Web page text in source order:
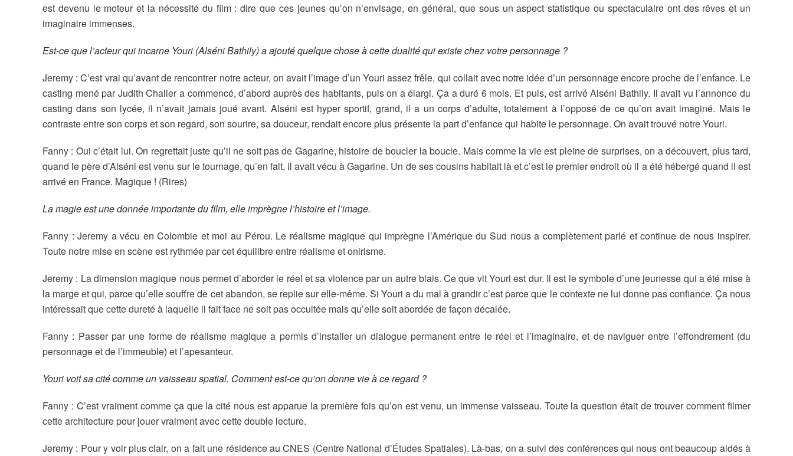
est devenu le moteur et la nécessité du film : dire que ces jeunes qu’on n’envisage, en général, que sous un aspect statistique ou spectaculaire ont des rêves et un
imaginaire immenses.
Est-ce que l’acteur qui incarne Youri (Alséni Bathily) a ajouté quelque chose à cette dualité qui existe chez votre personnage ?
Jeremy : C’est vrai qu’avant de rencontrer notre acteur, on avait l’image d’un Youri assez frêle, qui collait avec notre idée d’un personnage encore proche de l’enfance. Le
casting mené par Judith Chalier a commencé, d’abord auprès des habitants, puis on a élargi. Ça a duré 6 mois. Et puis, est arrivé Alséni Bathily. Il avait vu l’annonce du
casting dans son lycée, il n’avait jamais joué avant. Alséni est hyper sportif, grand, il a un corps d’adulte, totalement à l’opposé de ce qu’on avait imaginé. Mais le
contraste entre son corps et son regard, son sourire, sa douceur, rendait encore plus présente la part d’enfance qui habite le personnage. On avait trouvé notre Youri.
Fanny : Oui c’était lui. On regrettait juste qu’il ne soit pas de Gagarine, histoire de boucler la boucle. Mais comme la vie est pleine de surprises, on a découvert, plus tard,
quand le père d’Alséni est venu sur le tournage, qu’en fait, il avait vécu à Gagarine. Un de ses cousins habitait là et c’est le premier endroit où il a été hébergé quand il est
arrivé en France. Magique ! (Rires)
La magie est une donnée importante du film, elle imprègne l’histoire et l’image.
Fanny : Jeremy a vécu en Colombie et moi au Pérou. Le réalisme magique qui imprègne l’Amérique du Sud nous a complètement parlé et continue de nous inspirer.
Toute notre mise en scène est rythmée par cet équilibre entre réalisme et onirisme.
Jeremy : La dimension magique nous permet d’aborder le réel et sa violence par un autre biais. Ce que vit Youri est dur. Il est le symbole d’une jeunesse qui a été mise à
la marge et qui, parce qu’elle souffre de cet abandon, se replie sur elle-même. Si Youri a du mal à grandir c’est parce que le contexte ne lui donne pas confiance. Ça nous
intéressait que cette dureté à laquelle il fait face ne soit pas occultée mais qu’elle soit abordée de façon décalée.
Fanny : Passer par une forme de réalisme magique a permis d’installer un dialogue permanent entre le réel et l’imaginaire, et de naviguer entre l’effondrement (du
personnage et de l’immeuble) et l’apesanteur.
Youri voit sa cité comme un vaisseau spatial. Comment est-ce qu’on donne vie à ce regard ?
Fanny : C’est vraiment comme ça que la cité nous est apparue la première fois qu’on est venu, un immense vaisseau. Toute la question était de trouver comment filmer
cette architecture pour jouer vraiment avec cette double lecture.
Jeremy : Pour y voir plus clair, on a fait une résidence au CNES (Centre National d’Études Spatiales). Là-bas, on a suivi des conférences qui nous ont beaucoup aidés à